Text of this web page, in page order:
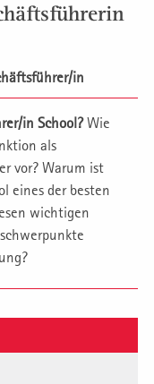
in
in School?Wie
als
vor? Warum ist
eines der besten
wichtigen